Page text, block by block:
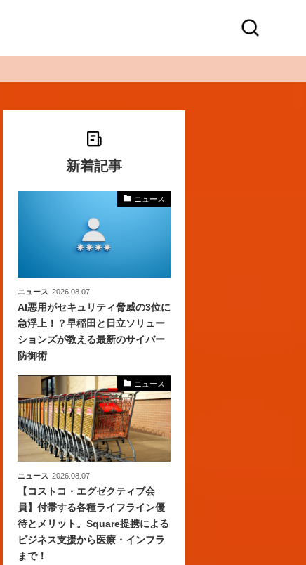
新着記事
ニュース
ニュース 2026.08.07
AI悪用がセキュリティ脅威の3位に
急浮上！？早稲田と日立ソリュー
ションズが教える最新のサイバー
防御術
ニュース
ニュース 2026.08.07
【コストコ・エグゼクティブ会
員】付帯する各種ライフライン優
待とメリット。Square提携による
ビジネス支援から医療・インフラ
まで！